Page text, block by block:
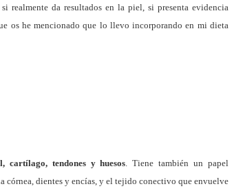
si realmente da resultados en la piel, si presenta evidencia
os he mencionado que lo llevo incorporando en mi dieta
cartílago, tendones y huesos . Tiene también un papel
córnea, dientes y encías, y el tejido conectivo que envuelve